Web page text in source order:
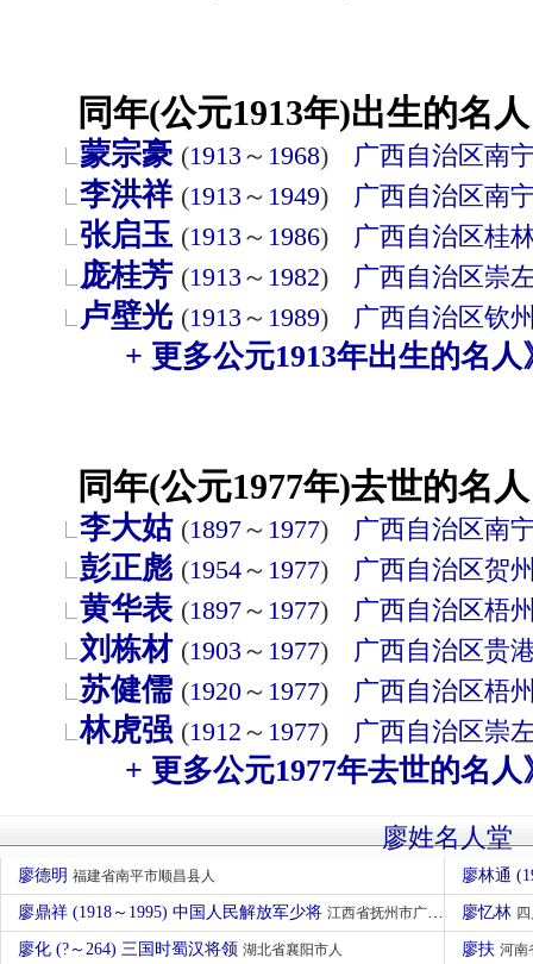
同年(公元1913年)出生的名
蒙宗豪 (1913 ～ 1968) 广西自治区南
李洪祥 (1913 ～ 1949) 广西自治区南
张启玉 (1913 ～ 1986) 广西自治区桂
庞桂芳 (1913 ～ 1982) 广西自治区崇
卢壁光 (1913 ～ 1989) 广西自治区钦
+ 更多公元1913年出生的名人
同年(公元1977年)去世的名
李大姑 (1897～ 1977) 广西自治区南
彭正彪 (1954～ 1977) 广西自治区贺
黄华表 (1897～ 1977) 广西自治区梧
刘栋材 (1903 ～ 1977) 广西自治区贵
苏健儒 (1920～ 1977) 广西自治区梧
林虎强 (1912 ～ 1977) 广西自治区崇
+ 更多公元1977年去世的名人
廖姓名人堂
廖德明 福建省南平市顺昌县人 廖林通
廖鼎祥 (1918～1995) 中国人民解放军少将 江西省抚州市广昌人 廖忆林
廖化 (?～264) 三国时蜀汉将领 湖北省襄阳市人 廖扶 河南